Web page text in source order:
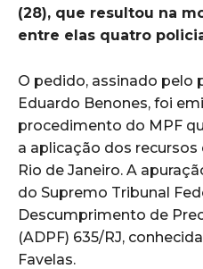
(28), que resultou na
entre elas quatro
O pedido, assinado pelo
Eduardo Benones, foi
procedimento do MPF
a aplicação dos
Rio de Janeiro. A
do Supremo Tribunal
Descumprimento de
(ADPF) 635/RJ,
Favelas.